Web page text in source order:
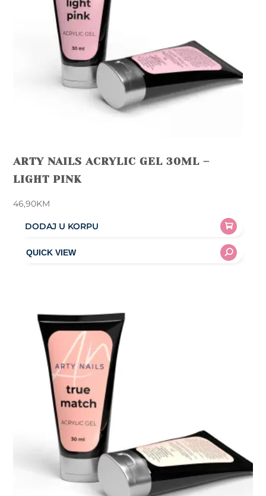
ARTY NAILS ACRYLIC GEL 30ML –
LIGHT PINK
46,90KM
DODAJ U KORPU